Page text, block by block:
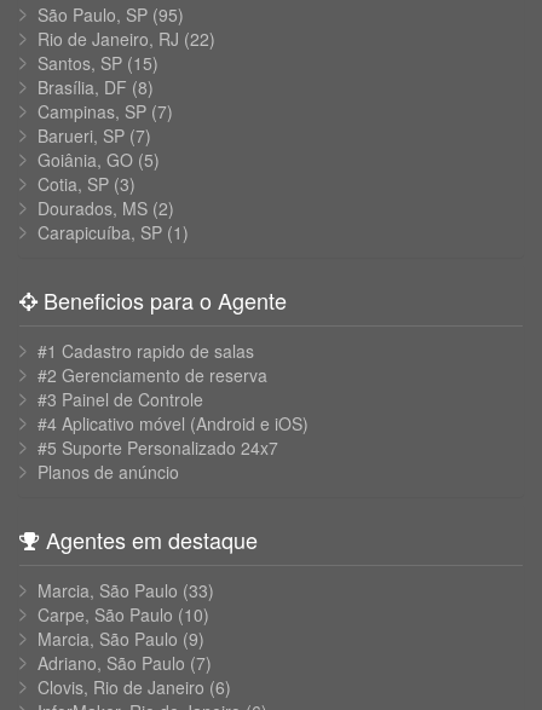
São Paulo, SP (95)
Rio de Janeiro, RJ (22)
Santos, SP (15)
Brasília, DF (8)
Campinas, SP (7)
Barueri, SP (7)
Goiânia, GO (5)
Cotia, SP (3)
Dourados, MS (2)
Carapicuíba, SP (1)
Beneficios para o Agente
#1 Cadastro rapido de salas
#2 Gerenciamento de reserva
#3 Painel de Controle
#4 Aplicativo móvel (Android e iOS)
#5 Suporte Personalizado 24x7
Planos de anúncio
Agentes em destaque
Marcia, São Paulo (33)
Carpe, São Paulo (10)
Marcia, São Paulo (9)
Adriano, São Paulo (7)
Clovis, Rio de Janeiro (6)